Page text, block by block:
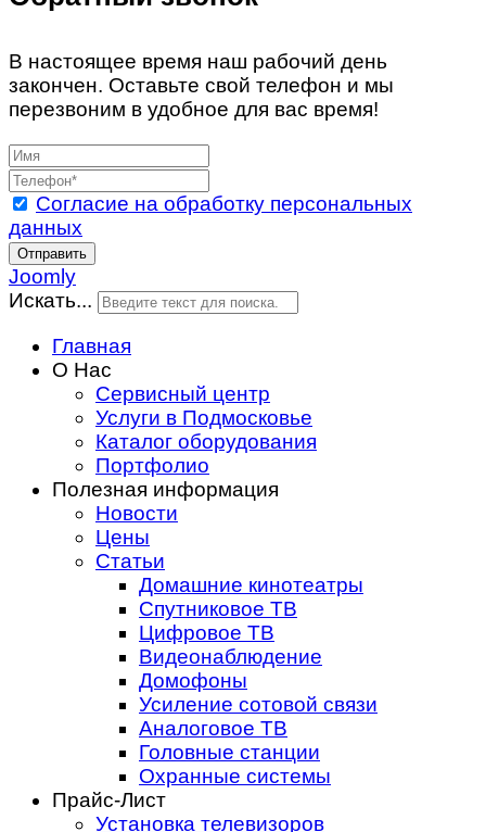
В настоящее время наш рабочий день
закончен. Оставьте свой телефон и мы
перезвоним в удобное для вас время!
Согласие на обработку персональных
данных
Отправить
Joomly
Искать...
Главная
О Нас
Сервисный центр
Услуги в Подмосковье
Каталог оборудования
Портфолио
Полезная информация
Новости
Цены
Статьи
Домашние кинотеатры
Спутниковое ТВ
Цифровое ТВ
Видеонаблюдение
Домофоны
Усиление сотовой связи
Аналоговое ТВ
Головные станции
Охранные системы
Прайс-Лист
Установка телевизоров